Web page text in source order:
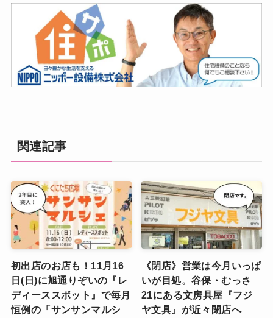
関連記事
初出店のお店も！11月16
日(日)に旭通りぞいの『レ
ディーススポット』で毎月
恒例の「サンサンマルシ
《閉店》営業は今月いっぱ
いが目処。谷保・むっさ
21にある文房具屋『フジ
ヤ文具』が近々閉店へ